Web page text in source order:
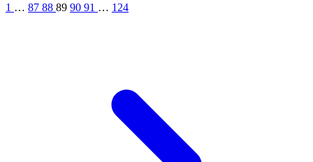
1 … 87 88 89 90 91 … 124